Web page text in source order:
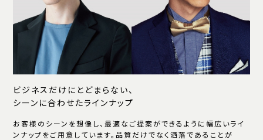
ビジネスだけにとどまらない、
シーンに合わせたラインナップ
お客様のシーンを想像し、最適なご提案ができるように幅広いライ
ンナップをご用意しています。品質だけでなく洒落であることが